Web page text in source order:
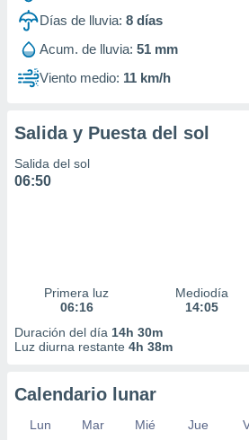
Días de lluvia: 8 días
Acum. de lluvia: 51 mm
Viento medio: 11 km/h
Salida y Puesta del sol
Salida del sol
06:50
Primera luz
06:16
Mediodía
14:05
Duración del día 14h 30m
Luz diurna restante 4h 38m
Calendario lunar
Lun Mar Mié Jue